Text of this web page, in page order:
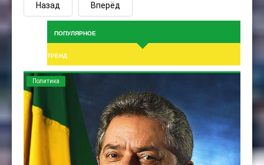
Назад Вперёд
ПОПУЛЯРНОЕ
ТРЕНД
Политика